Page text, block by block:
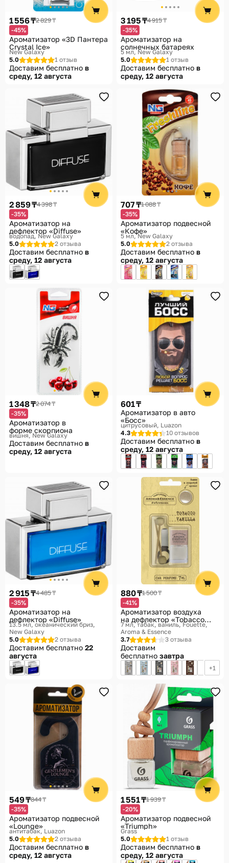
1 556 ₸2 829 ₸
-45%
Ароматизатор «3D Пантера
Crystal Ice»
New Galaxy
5.0
1 отзыв
Доставим бесплатно в
среду, 12 августа
3 195 ₸4 915 ₸
-35%
Ароматизатор на
солнечных батареях
5 мл New Galaxy
5.0
1 отзыв
Доставим бесплатно в
среду, 12 августа
2 859 ₸4 398 ₸
-35%
Ароматизатор на
дефлектор «Diffuse»
водопад New Galaxy
5.0
2 отзыва
Доставим бесплатно в
среду, 12 августа
707 ₸1 088 ₸
-35%
Ароматизатор подвесной
«Кофе»
5 мл New Galaxy
5.0
2 отзыва
Доставим бесплатно в
среду, 12 августа
1 348 ₸2 074 ₸
-35%
Ароматизатор в
форме скорпиона
вишня New Galaxy
Доставим бесплатно в
среду, 12 августа
601 ₸
Ароматизатор в авто
«Босс»
цитрусовый Luazon
4.3
10 отзывов
Доставим бесплатно в
среду, 12 августа
2 915 ₸4 485 ₸
-35%
Ароматизатор на
дефлектор «Diffuse»
13.5 мл, океанический бриз
New Galaxy
5.0
2 отзыва
Доставим бесплатно 22
августа
880 ₸1 500 ₸
-41%
Ароматизатор воздуха
на дефлектор «Tobacco
Vanille»
7 мл, табак, ваниль Fouette,
Aroma & Essence
3.7
3 отзыва
Доставим
бесплатно завтра
1
549 ₸844 ₸
-35%
Ароматизатор подвесной
«Lounge»
антитабак Luazon
5.0
2 отзыва
Доставим бесплатно в
среду, 12 августа
1 551 ₸1 939 ₸
-20%
Ароматизатор подвесной
«Triumph»
Grass
5.0
1 отзыв
Доставим бесплатно в
среду, 12 августа
Помощь
Способы доставки
Способы оплаты